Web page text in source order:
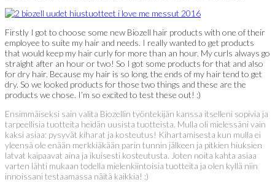
Firstly I got to choose some new Biozell hair products with one of their
employee to suite my hair and needs. I really wanted to get products
that would keep my hair curly for more than an hour. My curls always go
straight after an hour or two! So I got some products for that and also
for dry hair. Because my hair is so long, the ends of my hair tend to get
dry. So we looked products for those two things and these are the
products we chose. I’m so excited to test these out! :)
Ensimmäiseksi sain valita Biozellin työntekijän kanssa itselleni sopivia ja
tarpeellisia tuotteita heidän uusista tuotteista. Mulla oli mielessäni vain
kaksi asiaa: pysyvät kiharat ja kosteutus! Kihartamisesta kun mulla ei
yleensä ole enään merkkiäkään parin tunnin jälkeen ja pitkien hiuksien
latvat kaipaavat aina ja ikuisesti kosteutusta. Joten noita kahta asiaa
varten lähti mukaan todella mielenkiintoisia tuotteita ja olen kyllä niin
innoissani testaamassa näitä kaikkia! :)